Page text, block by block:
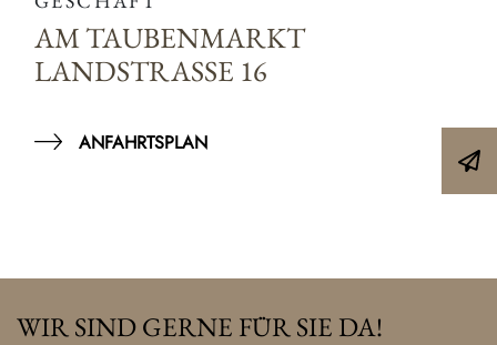
AM TAUBENMARKT
LANDSTRASSE 16
ANFAHRTSPLAN
WIR SIND GERNE FÜR SIE DA!